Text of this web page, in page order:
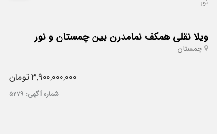
نور
ویلا نقلی همکف نمامدرن بین چمستان و نور
چمستان
3,900,000,000 تومان
شماره آگهی: 5279